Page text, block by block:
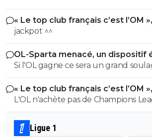
« Le top club français c’est l’OM
PSG
jackpot ^^
OL-Sparta menacé, un dispositif
Si l'OL gagne ce sera un grand
incroyable du farfelu sans froc
perd ce sera aussi une grande
délivrance avec un possible
« Le top club français c’est l’OM
PSG
L'OL n'achète pas de Champions League. ^^ Au
un point commun avec le PSG. Mdr Adidas ne se trompe pas
avec l'OL qui est une valeur sûre...
Ligue 1